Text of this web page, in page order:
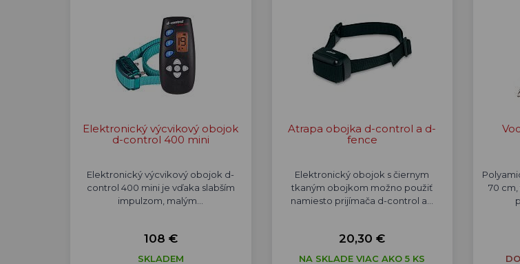
Elektronický výcvikový obojok
d-control 400 mini
Elektronický výcvikový obojok d-
control 400 mini je vďaka slabším
impulzom, malým…
108 €
SKLADEM
Atrapa obojka d-control a d-
fence
Elektronický obojok s čiernym
tkaným obojkom možno použiť
namiesto prijímača d-control a…
20,30 €
NA SKLADE VIAC AKO 5 KS
70